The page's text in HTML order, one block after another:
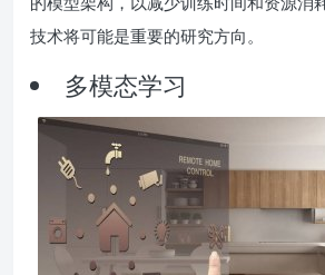
技术将可能是重要的研究方向。
多模态学习